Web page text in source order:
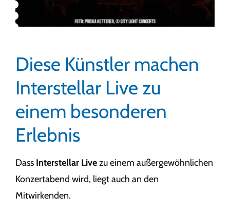
Diese Künstler machen
Interstellar Live zu
einem besonderen
Erlebnis
Dass Interstellar Livezu einem außergewöhnlichen
Konzertabend wird, liegt auch an den
Mitwirkenden.